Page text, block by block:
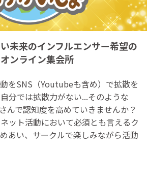
未来のインフルエンサー希望の
ンライン集会所
をSNS（Youtubeも含め）で拡散を
分では拡散力がない...そのような
んで認知度を高めていきませんか？
ット活動において必須とも言えるク
あい、サークルで楽しみながら活動